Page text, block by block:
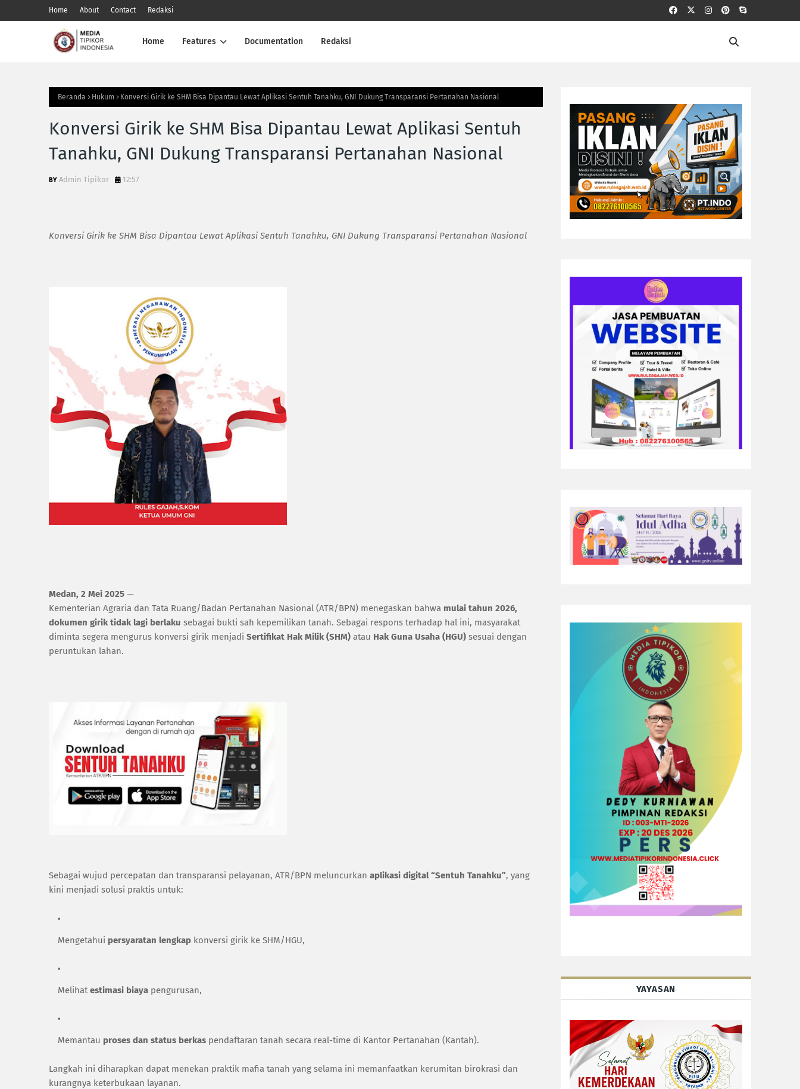
Home About Contact Redaksi
Home Features Documentation Redaksi
Beranda Hukum Konversi Girik ke SHM Bisa Dipantau Lewat Aplikasi Sentuh Tanahku, GNI Dukung Transparansi Pertanahan Nasional
Konversi Girik ke SHM Bisa Dipantau Lewat Aplikasi Sentuh
Tanahku, GNI Dukung Transparansi Pertanahan Nasional
Admin Tipikor 12:57
Konversi Girik ke SHM Bisa Dipantau Lewat Aplikasi Sentuh Tanahku, GNI Dukung Transparansi Pertanahan Nasional
Medan, 2 Mei 2025 —
Kementerian Agraria dan Tata Ruang/Badan Pertanahan Nasional (ATR/BPN) menegaskan bahwa mulai tahun 2026,
dokumen girik tidak lagi berlaku sebagai bukti sah kepemilikan tanah. Sebagai respons terhadap hal ini, masyarakat
diminta segera mengurus konversi girik menjadi Sertifikat Hak Milik (SHM) atau Hak Guna Usaha (HGU) sesuai dengan
peruntukan lahan.
Sebagai wujud percepatan dan transparansi pelayanan, ATR/BPN meluncurkan aplikasi digital “Sentuh Tanahku”, yang
kini menjadi solusi praktis untuk:
Mengetahui persyaratan lengkap konversi girik ke SHM/HGU,
Melihatestimasi biaya pengurusan,
Memantau proses dan status berkas pendaftaran tanah secara real-time di Kantor Pertanahan (Kantah).
Langkah ini diharapkan dapat menekan praktik mafia tanah yang selama ini memanfaatkan kerumitan birokrasi dan
kurangnya keterbukaan layanan.
YAYASAN